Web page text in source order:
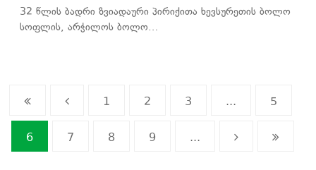
32 წლის ბადრი ზვიადაური პირიქითა ხევსურეთის ბოლო
სოფლის, არჭილოს ბოლო…
1 2 3 ... 5
6 7 8 9 ...